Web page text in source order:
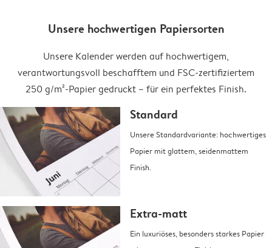
Unsere hochwertigen Papiersorten
Unsere Kalender werden auf hochwertigem,
verantwortungsvoll beschafftem und FSC-zertifiziertem
250 g/m²-Papier gedruckt – für ein perfektes Finish.
Standard
Unsere Standardvariante: hochwertiges
Papier mit glattem, seidenmattem
Finish.
Extra-matt
Ein luxuriöses, besonders starkes Papier